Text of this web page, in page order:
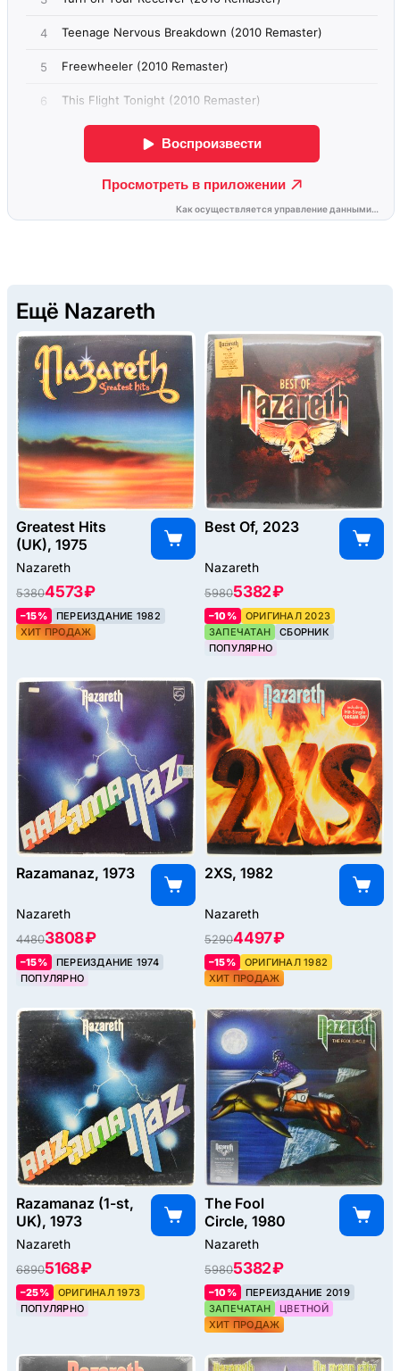
Ещё Nazareth
Greatest Hits
(UK), 1975
Nazareth
53804573 ₽
–15%
ПЕРЕИЗДАНИЕ 1982
ХИТ ПРОДАЖ
Best Of, 2023
Nazareth
59805382 ₽
–10%
ОРИГИНАЛ 2023
ЗАПЕЧАТАН
СБОРНИК
ПОПУЛЯРНО
Razamanaz, 1973
Nazareth
44803808 ₽
–15%
ПЕРЕИЗДАНИЕ 1974
ПОПУЛЯРНО
2XS, 1982
Nazareth
52904497 ₽
–15%
ОРИГИНАЛ 1982
ХИТ ПРОДАЖ
Razamanaz (1-st,
UK), 1973
Nazareth
68905168 ₽
–25%
ОРИГИНАЛ 1973
ПОПУЛЯРНО
The Fool
Circle, 1980
Nazareth
59805382 ₽
–10%
ПЕРЕИЗДАНИЕ 2019
ЗАПЕЧАТАН
ЦВЕТНОЙ
ХИТ ПРОДАЖ